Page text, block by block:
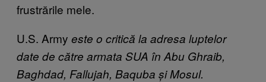
frustrările mele.
U.S. Army este o critică la adresa luptelor
date de către armata SUA în Abu Ghraib,
Baghdad, Fallujah, Baquba și Mosul.